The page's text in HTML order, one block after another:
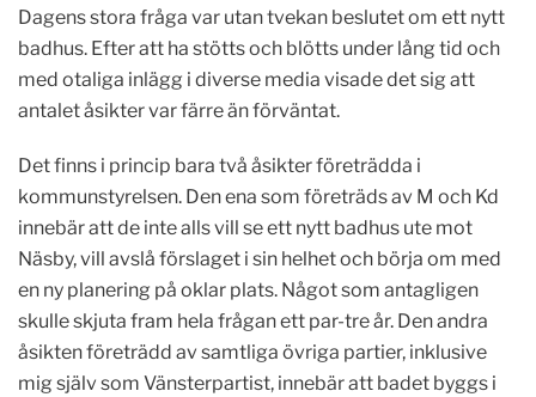
Dagens stora fråga var utan tvekan beslutet om ett nytt
badhus. Efter att ha stötts och blötts under lång tid och
med otaliga inlägg i diverse media visade det sig att
antalet åsikter var färre än förväntat.
Det finns i princip bara två åsikter företrädda i
kommunstyrelsen. Den ena som företräds av M och Kd
innebär att de inte alls vill se ett nytt badhus ute mot
Näsby, vill avslå förslaget i sin helhet och börja om med
en ny planering på oklar plats. Något som antagligen
skulle skjuta fram hela frågan ett par-tre år. Den andra
åsikten företrädd av samtliga övriga partier, inklusive
mig själv som Vänsterpartist, innebär att badet byggs i